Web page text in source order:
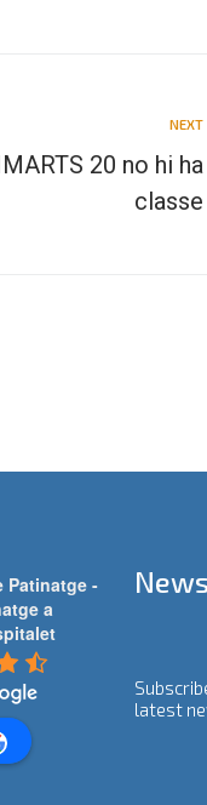
NEXT
20 no hi ha
classe
Patinatge -
a
latest